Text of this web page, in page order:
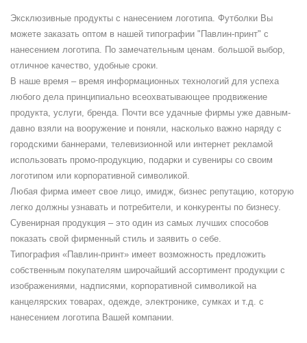
Эксклюзивные продукты с нанесением логотипа. Футболки Вы
можете заказать оптом в нашей типографии "Павлин-принт" с
нанесением логотипа. По замечательным ценам. большой выбор,
отличное качество, удобные сроки.
В наше время – время информационных технологий для успеха
любого дела принципиально всеохватывающее продвижение
продукта, услуги, бренда. Почти все удачные фирмы уже давным-
давно взяли на вооружение и поняли, насколько важно наряду с
городскими баннерами, телевизионной или интернет рекламой
использовать промо-продукцию, подарки и сувениры со своим
логотипом или корпоративной символикой.
Любая фирма имеет свое лицо, имидж, бизнес репутацию, которую
легко должны узнавать и потребители, и конкуренты по бизнесу.
Сувенирная продукция – это один из самых лучших способов
показать свой фирменный стиль и заявить о себе.
Типография «Павлин-принт» имеет возможность предложить
собственным покупателям широчайший ассортимент продукции с
изображениями, надписями, корпоративной символикой на
канцелярских товарах, одежде, электронике, сумках и т.д. с
нанесением логотипа Вашей компании.